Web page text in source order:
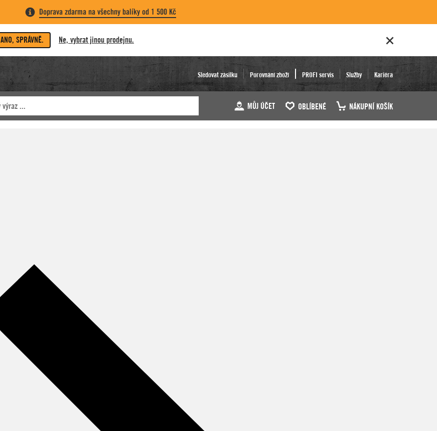
Doprava zdarma na všechny balíky od 1 500 Kč
ANO, SPRÁVNĚ. Ne, vybrat jinou prodejnu.
Sledovat zásilku Porovnání zboží PROFI servis Služby Kariéra
MŮJ ÚČET OBLÍBENÉ NÁKUPNÍ KOŠÍK